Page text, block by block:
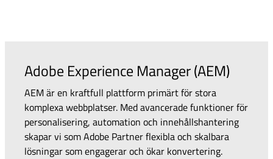
Adobe Experience Manager (AEM)
AEM är en kraftfull plattform primärt för stora
komplexa webbplatser. Med avancerade funktioner för
personalisering, automation och innehållshantering
skapar vi som Adobe Partner flexibla och skalbara
lösningar som engagerar och ökar konvertering.